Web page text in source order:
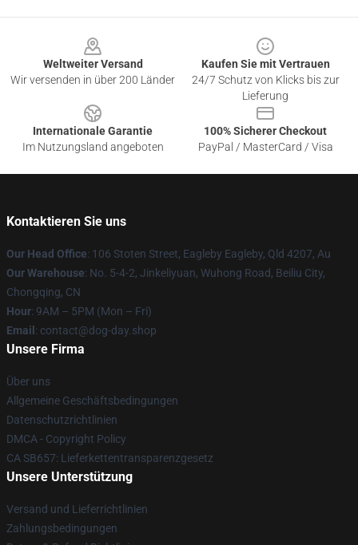
Weltweiter Versand
Wir versenden in über 200 Länder
Kaufen Sie mit Vertrauen
24/7 Schutz von Klicks bis zur
Lieferung
Internationale Garantie
Im Nutzungsland angeboten
100% Sicherer Checkout
PayPal / MasterCard / Visa
Kontaktieren Sie uns
Our Head Office: 106 Stoten Street, Eagleby Eagleby, Qld 4207, Au
Our Warehouse: No. 5-4-2, Jinkeliyuan, Wuhong Road, Beiliu City,
Chongqing, CN
Hour: 9AM – 5PM (Mon – Fri)
Email : contact@dog-day.shop
Unsere Firma
Über uns
Allgemeine Geschäftsbedingungen
Datenschutzrichtlinien
DMCA - Copyright Policy
CA SB657: Lieferkettentransparenzgesetz
Unsere Unterstützung
Versand und Lieferrichtlinien
Zahlungsbedingungen